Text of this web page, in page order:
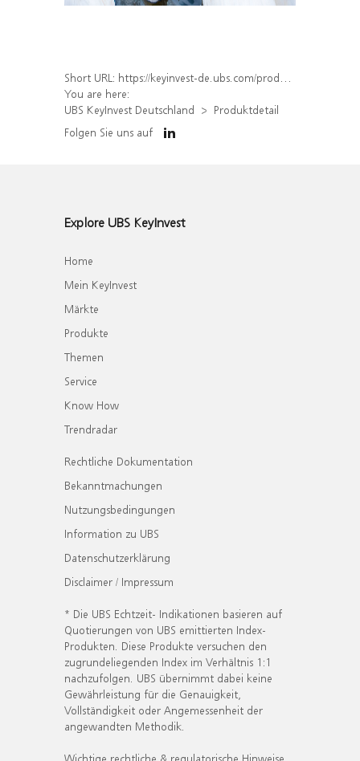
Short URL: https://keyinvest-de.ubs.com/produkt/detail/index/isin/DE000WA6CQ84
You are here:
UBS KeyInvest Deutschland
Produktdetail
Folgen Sie uns auf
Explore UBS KeyInvest
Home
Mein KeyInvest
Märkte
Produkte
Themen
Service
Know How
Trendradar
Rechtliche Dokumentation
Bekanntmachungen
Nutzungsbedingungen
Information zu UBS
Datenschutzerklärung
Disclaimer / Impressum
* Die UBS Echtzeit- Indikationen basieren auf
Quotierungen von UBS emittierten Index-
Produkten. Diese Produkte versuchen den
zugrundeliegenden Index im Verhältnis 1:1
nachzufolgen. UBS übernimmt dabei keine
Gewährleistung für die Genauigkeit,
Vollständigkeit oder Angemessenheit der
angewandten Methodik.